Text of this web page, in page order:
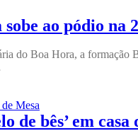
ao pódio na
do Boa Hora, a
Mesa
de bês’ em